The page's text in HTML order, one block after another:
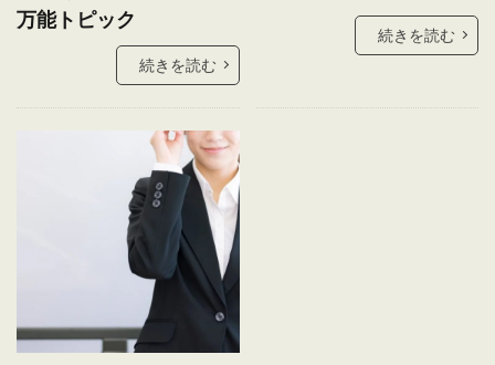
万能トピック
続きを読む
続きを読む